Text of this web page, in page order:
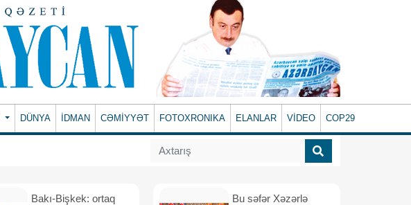
DÜNYA İDMAN CƏMİYYƏT FOTOXRONIKA ELANLAR VİDEO COP29
Bakı-Bişkek: ortaq
Bu səfər Xəzərlə